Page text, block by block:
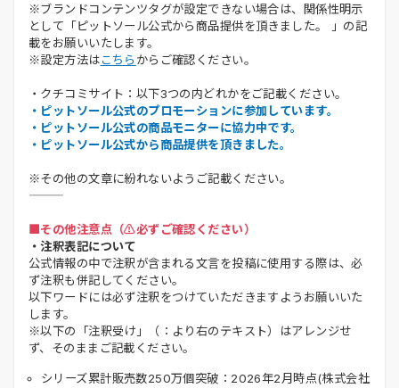
※ブランドコンテンツタグが設定できない場合は、関係性明示
として「ピットソール公式から商品提供を頂きました。 」の記
載をお願いいたします。
※設定方法はこちら からご確認ください。
・クチコミサイト：以下3つの内どれかをご記載ください。
・ピットソール公式のプロモーションに参加しています。
・ピットソール公式の商品モニターに協力中です。
・ピットソール公式から商品提供を頂きました。
※その他の文章に紛れないようご記載ください。
■その他注意点（⚠️必ずご確認ください）
・注釈表記について
公式情報の中で注釈が含まれる文言を投稿に使用する際は、必
ず注釈も併記してください。
以下ワードには必ず注釈をつけていただきますようお願いいた
します。
※以下の「注釈受け」（：より右のテキスト）はアレンジせ
ず、そのままご記載ください。
シリーズ累計販売数250万個突破：2026年2月時点(株式会社